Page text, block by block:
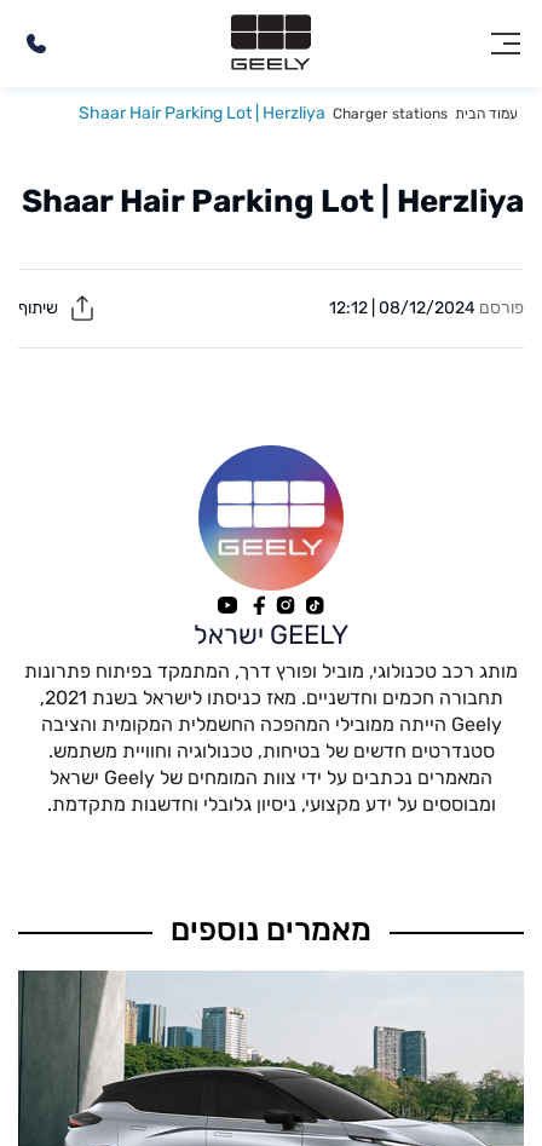
עמוד הבית Charger stations
Shaar Hair Parking Lot | Herzliya
Shaar Hair Parking Lot | Herzliya
פורסם 08/12/2024 | 12:12
GEELY ישראל
מותג רכב טכנולוגי, מוביל ופורץ דרך, המתמקד בפיתוח פתרונות
תחבורה חכמים וחדשניים. מאז כניסתו לישראל בשנת 2021,
Geely הייתה ממובילי המהפכה החשמלית המקומית והציבה
סטנדרטים חדשים של בטיחות, טכנולוגיה וחוויית משתמש.
המאמרים נכתבים על ידי צוות המומחים של Geely ישראל
ומבוססים על ידע מקצועי, ניסיון גלובלי וחדשנות מתקדמת.
מאמרים נוספים